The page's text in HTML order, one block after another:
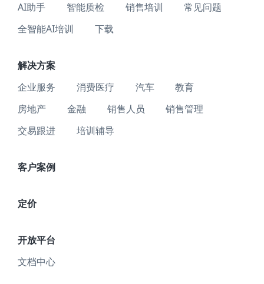
AI助手
智能质检 销售培训
常见问题
全智能AI培训
下载
解决方案
企业服务
消费医疗 汽车
教育
房地产
金融 销售人员
销售管理
交易跟进
培训辅导
客户案例
定价
开放平台
文档中心